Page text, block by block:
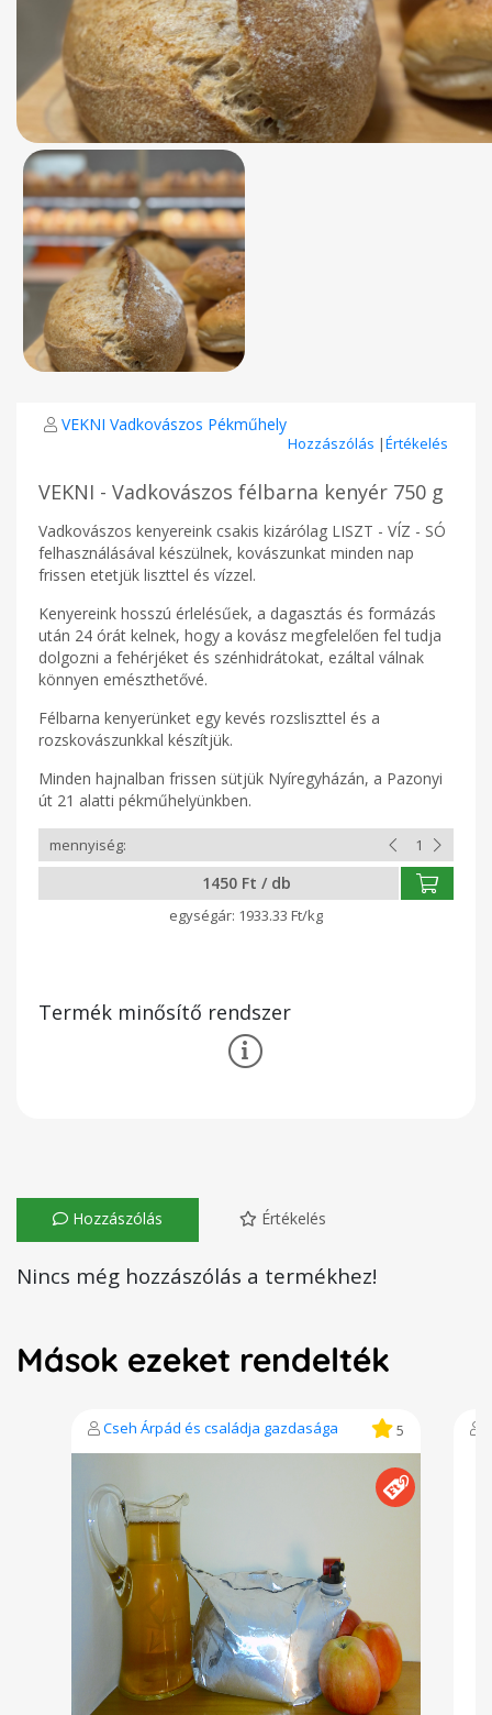
VEKNI Vadkovászos Pékműhely
Hozzászólás |Értékelés
VEKNI - Vadkovászos félbarna kenyér 750 g
Vadkovászos kenyereink csakis kizárólag LISZT - VÍZ - SÓ
felhasználásával készülnek, kovászunkat minden nap
frissen etetjük liszttel és vízzel.
Kenyereink hosszú érlelésűek, a dagasztás és formázás
után 24 órát kelnek, hogy a kovász megfelelően fel tudja
dolgozni a fehérjéket és szénhidrátokat, ezáltal válnak
könnyen emészthetővé.
Félbarna kenyerünket egy kevés rozsliszttel és a
rozskovászunkkal készítjük.
Minden hajnalban frissen sütjük Nyíregyházán, a Pazonyi
út 21 alatti pékműhelyünkben.
1450 Ft / db
1933.33 Ft/kg
Termék minősítő rendszer
Hozzászólás Értékelés
Nincs még hozzászólás a termékhez!
Mások ezeket rendelték
Cseh Árpád és családja gazdasága 5